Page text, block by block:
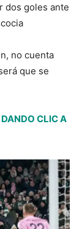
dos goles ante
no cuenta
que se
CLIC A